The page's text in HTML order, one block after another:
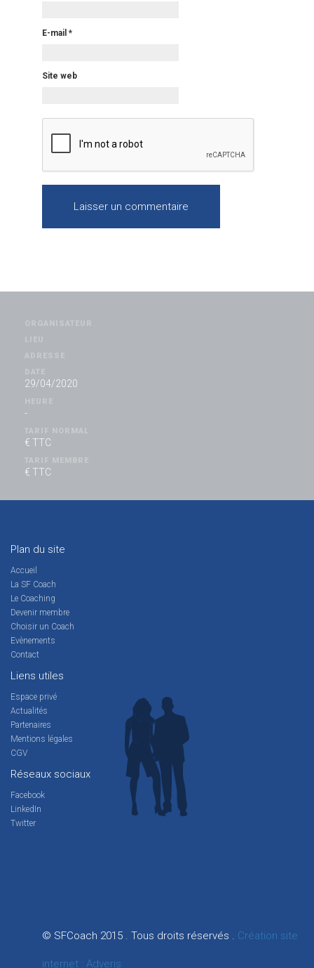
E-mail *
Site web
29/04/2020
-
€ TTC
€ TTC
Plan du site
Accueil
La SF Coach
Le Coaching
Devenir membre
Choisir un Coach
Evènements
Contact
Liens utiles
Espace privé
Actualités
Partenaires
Mentions légales
CGV
Réseaux sociaux
Facebook
LinkedIn
Twitter
© SFCoach 2015 . Tous droits réservés . Création site
internet : Adveris